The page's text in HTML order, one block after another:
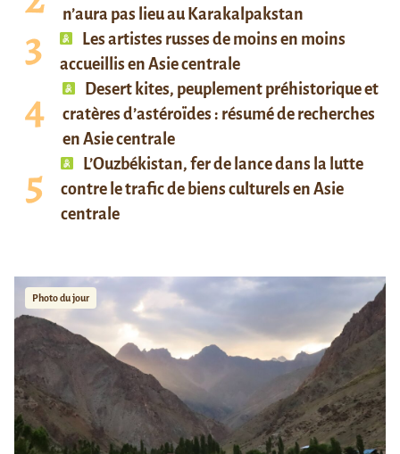
n’aura pas lieu au Karakalpakstan
Les artistes russes de moins en moins
accueillis en Asie centrale
Desert kites, peuplement préhistorique et
cratères d’astéroïdes : résumé de recherches
en Asie centrale
L’Ouzbékistan, fer de lance dans la lutte
contre le trafic de biens culturels en Asie
centrale
Photo du jour